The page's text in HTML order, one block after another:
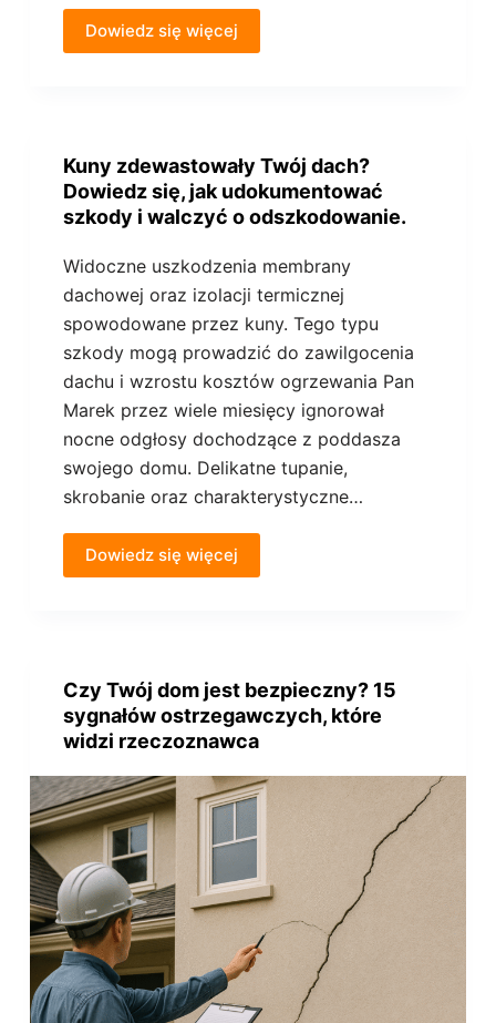
Dowiedz się więcej
Kuny zdewastowały Twój dach?
Dowiedz się, jak udokumentować
szkody i walczyć o odszkodowanie.
Widoczne uszkodzenia membrany
dachowej oraz izolacji termicznej
spowodowane przez kuny. Tego typu
szkody mogą prowadzić do zawilgocenia
dachu i wzrostu kosztów ogrzewania Pan
Marek przez wiele miesięcy ignorował
nocne odgłosy dochodzące z poddasza
swojego domu. Delikatne tupanie,
skrobanie oraz charakterystyczne…
Dowiedz się więcej
Czy Twój dom jest bezpieczny? 15
sygnałów ostrzegawczych, które
widzi rzeczoznawca